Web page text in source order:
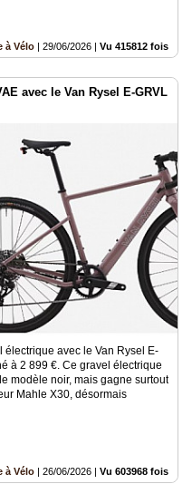
à Vélo | 29/06/2026 | Vu 415812 fois
avec le Van Rysel E-GRVL
avec le Van Rysel E-
à 2 899 €. Ce gravel électrique
modèle noir, mais gagne surtout
Mahle X30, désormais
à Vélo | 26/06/2026 | Vu 603968 fois